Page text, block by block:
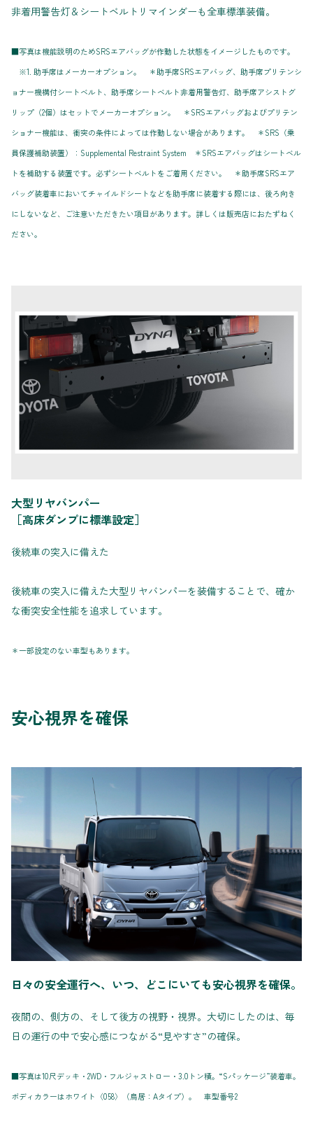
非着用警告灯＆シートベルトリマインダーも全車標準装備。
■写真は機能説明のためSRSエアバッグが作動した状態をイメージしたものです。
※1. 助手席はメーカーオプション。 ＊助手席SRSエアバッグ、助手席プリテンシ
ョナー機構付シートベルト、助手席シートベルト非着用警告灯、助手席アシストグ
リップ（2個）はセットでメーカーオプション。 ＊SRSエアバッグおよびプリテン
ショナー機能は、衝突の条件によっては作動しない場合があります。 ＊SRS（乗
員保護補助装置）：Supplemental Restraint System ＊SRSエアバッグはシートベル
トを補助する装置です。必ずシートベルトをご着用ください。 ＊助手席SRSエア
バッグ装着車においてチャイルドシートなどを助手席に装着する際には、後ろ向き
にしないなど、ご注意いただきたい項目があります。詳しくは販売店におたずねく
ださい。
大型リヤバンパー
［高床ダンプに標準設定］
後続車の突入に備えた
後続車の突入に備えた大型リヤバンパーを装備することで、確か
な衝突安全性能を追求しています。
＊一部設定のない車型もあります。
安心視界を確保
日々の安全運行へ、いつ、どこにいても安心視界を確保。
夜間の、側方の、そして後方の視野・視界。大切にしたのは、毎
日の運行の中で安心感につながる“見やすさ”の確保。
■写真は10尺デッキ・2WD・フルジャストロー・3.0トン積。“Sパッケージ”装着車。
ボディカラーはホワイト〈058〉（鳥居：Aタイプ）。 車型番号2